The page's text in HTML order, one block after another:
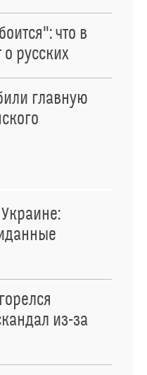
что в
русских
главную
из-за